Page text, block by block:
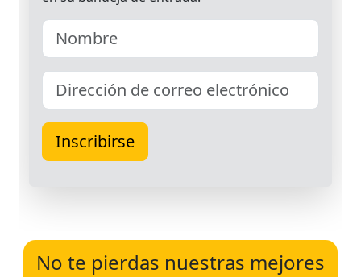
No te pierdas nuestras mejores